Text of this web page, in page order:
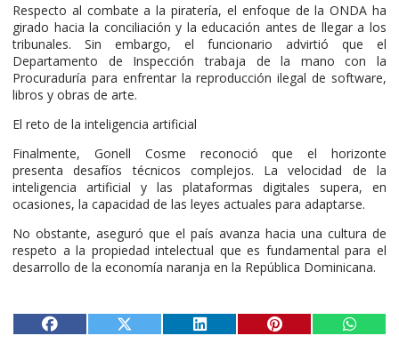
Respecto al combate a la piratería, el enfoque de la ONDA ha
girado hacia la conciliación y la educación antes de llegar a los
tribunales. Sin embargo, el funcionario advirtió que el
Departamento de Inspección trabaja de la mano con la
Procuraduría para enfrentar la reproducción ilegal de software,
libros y obras de arte.
El reto de la inteligencia artificial
Finalmente, Gonell Cosme reconoció que el horizonte
presenta desafíos técnicos complejos. La velocidad de la
inteligencia artificial y las plataformas digitales supera, en
ocasiones, la capacidad de las leyes actuales para adaptarse.
No obstante, aseguró que el país avanza hacia una cultura de
respeto a la propiedad intelectual que es fundamental para el
desarrollo de la economía naranja en la República Dominicana.